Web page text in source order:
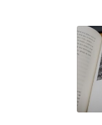
이지
먹는
를
씬
---
고기
물론
우
톤의
미심